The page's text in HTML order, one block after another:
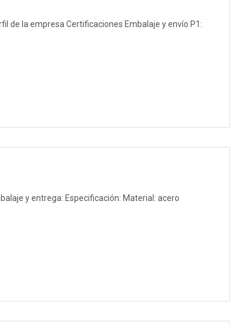
de la empresa Certificaciones Embalaje y envío P1:
y entrega: Especificación: Material: acero